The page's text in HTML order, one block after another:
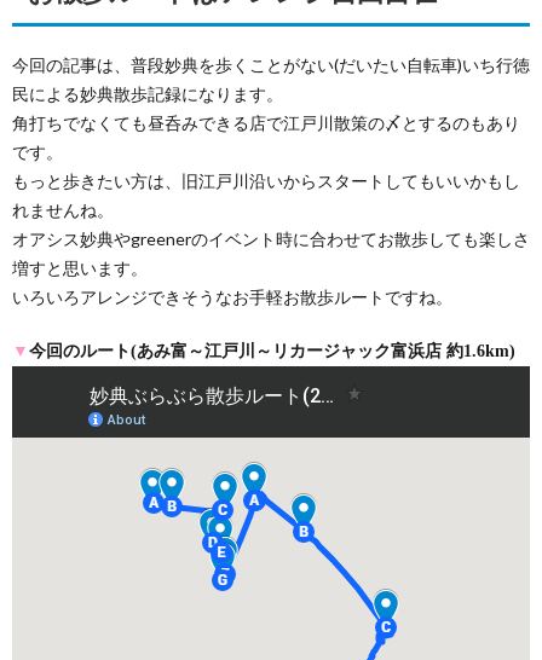
今回の記事は、普段妙典を歩くことがない(だいたい自転車)いち行徳
民による妙典散歩記録になります。
角打ちでなくても昼呑みできる店で江戸川散策の〆とするのもあり
です。
もっと歩きたい方は、旧江戸川沿いからスタートしてもいいかもし
れませんね。
オアシス妙典やgreenerのイベント時に合わせてお散歩しても楽しさ
増すと思います。
いろいろアレンジできそうなお手軽お散歩ルートですね。
▼ 今回のルート(あみ富～江戸川～リカージャック富浜店 約1.6km)